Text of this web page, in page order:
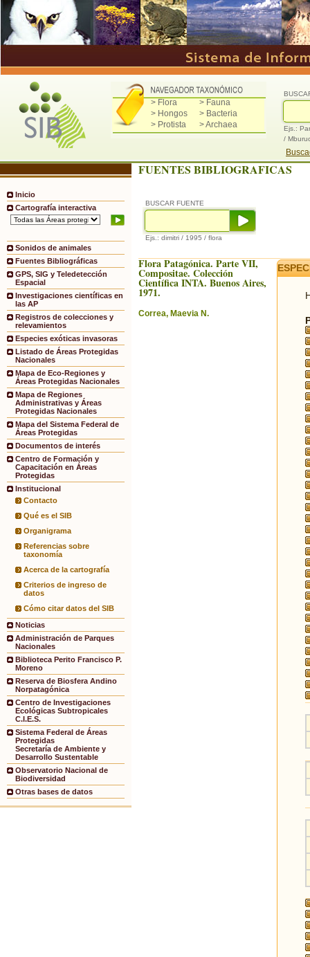
> Flora
> Fauna
> Hongos
> Bacteria
> Protista
> Archaea
Ejs.:
/
Inicio
Cartografía interactiva
Sonidos de animales
Fuentes Bibliográficas
GPS, SIG y Teledetección
Espacial
Investigaciones científicas en
las AP
Registros de colecciones y
relevamientos
Especies exóticas invasoras
Listado de Áreas Protegidas
Nacionales
Mapa de Eco-Regiones y
Áreas Protegidas Nacionales
Mapa de Regiones
Administrativas y Áreas
Protegidas Nacionales
Mapa del Sistema Federal de
Áreas Protegidas
Documentos de interés
Centro de Formación y
Capacitación en Áreas
Protegidas
Institucional
Contacto
Qué es el SIB
Organigrama
Referencias sobre
taxonomía
Acerca de la cartografía
Criterios de ingreso de
datos
Cómo citar datos del SIB
Noticias
Administración de Parques
Nacionales
Biblioteca Perito Francisco P.
Moreno
Reserva de Biosfera Andino
Norpatagónica
Centro de Investigaciones
Ecológicas Subtropicales
C.I.E.S.
Sistema Federal de Áreas
Protegidas
Secretaría de Ambiente y
Desarrollo Sustentable
Observatorio Nacional de
Biodiversidad
Otras bases de datos
FUENTES BIBLIOGRAFICAS
BUSCAR FUENTE
Ejs.: dimitri / 1995 / flora
Flora Patagónica. Parte VII,
Compositae. Colección
Científica INTA. Buenos Aires,
1971.
Correa, Maevia N.